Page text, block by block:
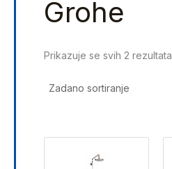
Grohe
Prikazuje se svih 2 rezultata